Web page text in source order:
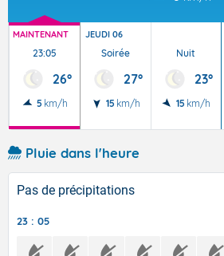
MAINTENANT
23:05
26°
5 km/h
JEUDI 06
Soirée
27°
15 km/h
Nuit
23°
15 km/h
Pluie dans l'heure
Pas de précipitations
23 : 05